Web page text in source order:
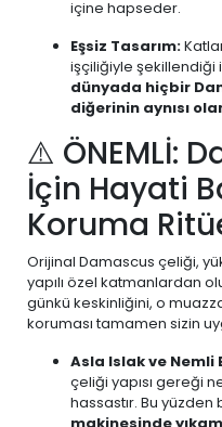
içine hapseder.
Eşsiz Tasarım:
işçiliğiyle şekillendiği
dünyada hiçbir
diğerinin aynısı
⚠️ ÖNEMLİ:
İçin Hayati
Koruma
Orijinal Damascus çeliği,
yapılı özel katmanlardan
günkü keskinliğini, o
koruması tamamen sizin
Asla Islak ve Nemli
çeliği yapısı gereği
hassastır. Bu yüzden